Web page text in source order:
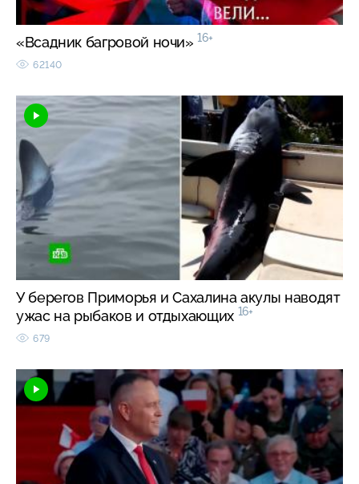
«Всадник багровой ночи» 16+
62140
У берегов Приморья и Сахалина акулы наводят
ужас на рыбаков и отдыхающих 16+
679